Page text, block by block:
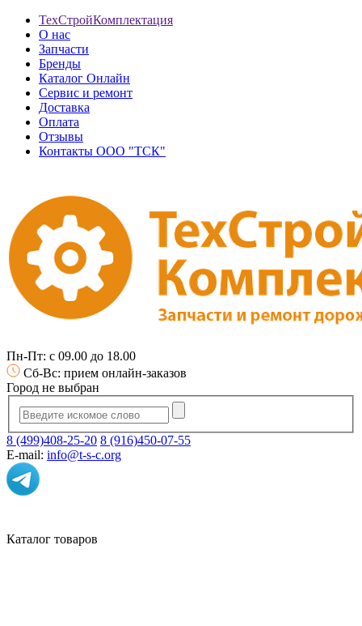
ТехСтройКомплектация
О нас
Запчасти
Бренды
Каталог Онлайн
Сервис и ремонт
Доставка
Оплата
Отзывы
Контакты ООО "ТСК"
Пн-Пт: с 09.00 до 18.00
Сб-Вс: прием онлайн-заказов
Город не выбран
8 (499)408-25-20 8 (916)450-07-55
E-mail: info@t-s-c.org
Каталог товаров